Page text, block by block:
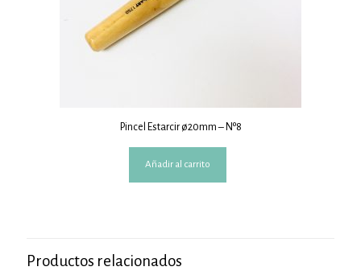
Pincel Estarcir ø20mm – Nº8
Añadir al carrito
Productos relacionados